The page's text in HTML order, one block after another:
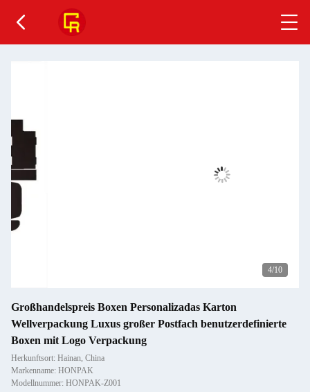
4/10
Großhandelspreis Boxen Personalizadas Karton
Wellverpackung Luxus großer Postfach benutzerdefinierte
Boxen mit Logo Verpackung
Herkunftsort: Hainan, China
Markenname: HONPAK
Modellnummer: HONPAK-Z001